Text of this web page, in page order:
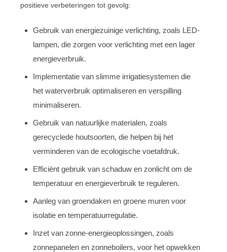
positieve verbeteringen tot gevolg:
Gebruik van energiezuinige verlichting, zoals LED-
lampen, die zorgen voor verlichting met een lager
energieverbruik.
Implementatie van slimme irrigatiesystemen die
het waterverbruik optimaliseren en verspilling
minimaliseren.
Gebruik van natuurlijke materialen, zoals
gerecyclede houtsoorten, die helpen bij het
verminderen van de ecologische voetafdruk.
Efficiënt gebruik van schaduw en zonlicht om de
temperatuur en energieverbruik te reguleren.
Aanleg van groendaken en groene muren voor
isolatie en temperatuurregulatie.
Inzet van zonne-energieoplossingen, zoals
zonnepanelen en zonneboilers, voor het opwekken